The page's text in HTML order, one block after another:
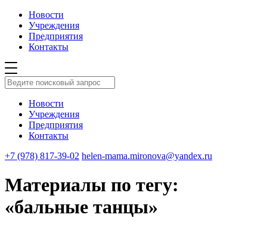
Новости
Учреждения
Предприятия
Контакты
Новости
Учреждения
Предприятия
Контакты
+7 (978) 817-39-02 helen-mama.mironova@yandex.ru
Материалы по тегу:
«бальные танцы»